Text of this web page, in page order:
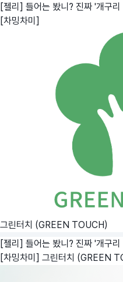
[젤리] 들어는 봤니? 진짜 '개구
[차밍차미]
그린터치 (GREEN TOUCH)
[젤리] 들어는 봤니? 진짜 '개구
[차밍차미] 그린터치 (GREEN